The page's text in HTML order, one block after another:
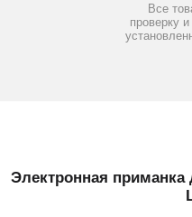
Все
проверку
Электронная